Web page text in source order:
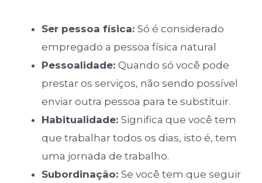
Ser pessoa física: Só é considerado
empregado a pessoa física natural
Pessoalidade: Quando só você pode
prestar os serviços, não sendo possível
enviar outra pessoa para te substituir.
Habitualidade: Significa que você tem
que trabalhar todos os dias, isto é, tem
uma jornada de trabalho.
Subordinação: Se você tem que seguir